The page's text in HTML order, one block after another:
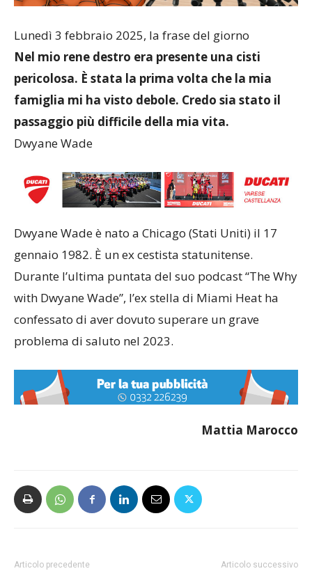
Lunedì 3 febbraio 2025, la frase del giorno
Nel mio rene destro era presente una cisti
pericolosa. È stata la prima volta che la mia
famiglia mi ha visto debole. Credo sia stato il
passaggio più difficile della mia vita.
Dwyane Wade
Dwyane Wade è nato a Chicago (Stati Uniti) il 17
gennaio 1982. È un ex cestista statunitense.
Durante l’ultima puntata del suo podcast “The Why
with Dwyane Wade”, l’ex stella di Miami Heat ha
confessato di aver dovuto superare un grave
problema di saluto nel 2023.
Mattia Marocco
Articolo precedente Articolo successivo